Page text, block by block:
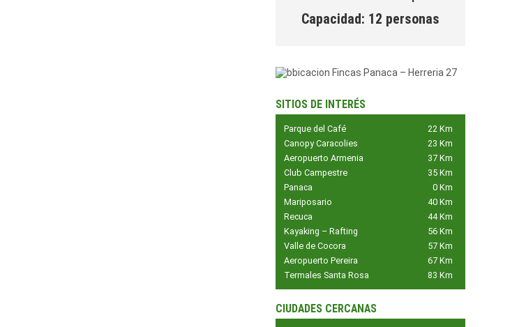
Capacidad: 12 personas
SITIOS DE INTERÉS
Parque del Café
22 Km
Canopy Caracolies
23 Km
Aeropuerto Armenia
37 Km
Club Campestre
35 Km
Panaca
0 Km
Mariposario
40 Km
Recuca
44 Km
Kayaking – Rafting
56 Km
Valle de Cocora
57 Km
Aeropuerto Pereira
67 Km
Termales Santa Rosa
83 Km
CIUDADES CERCANAS